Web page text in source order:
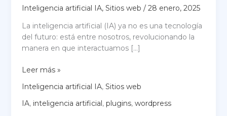
Inteligencia artificial IA, Sitios web / 28 enero, 2025
La inteligencia artificial (IA) ya no es una tecnología
del futuro: está entre nosotros, revolucionando la
manera en que interactuamos […]
WordPress
Inteligencia
Artificial:
Leer más »
Inteligencia artificial IA, Sitios web
IA, inteligencia artificial, plugins, wordpress